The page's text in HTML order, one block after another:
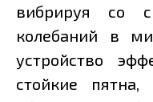
вибрируя со
колебаний в
устройство
стойкие